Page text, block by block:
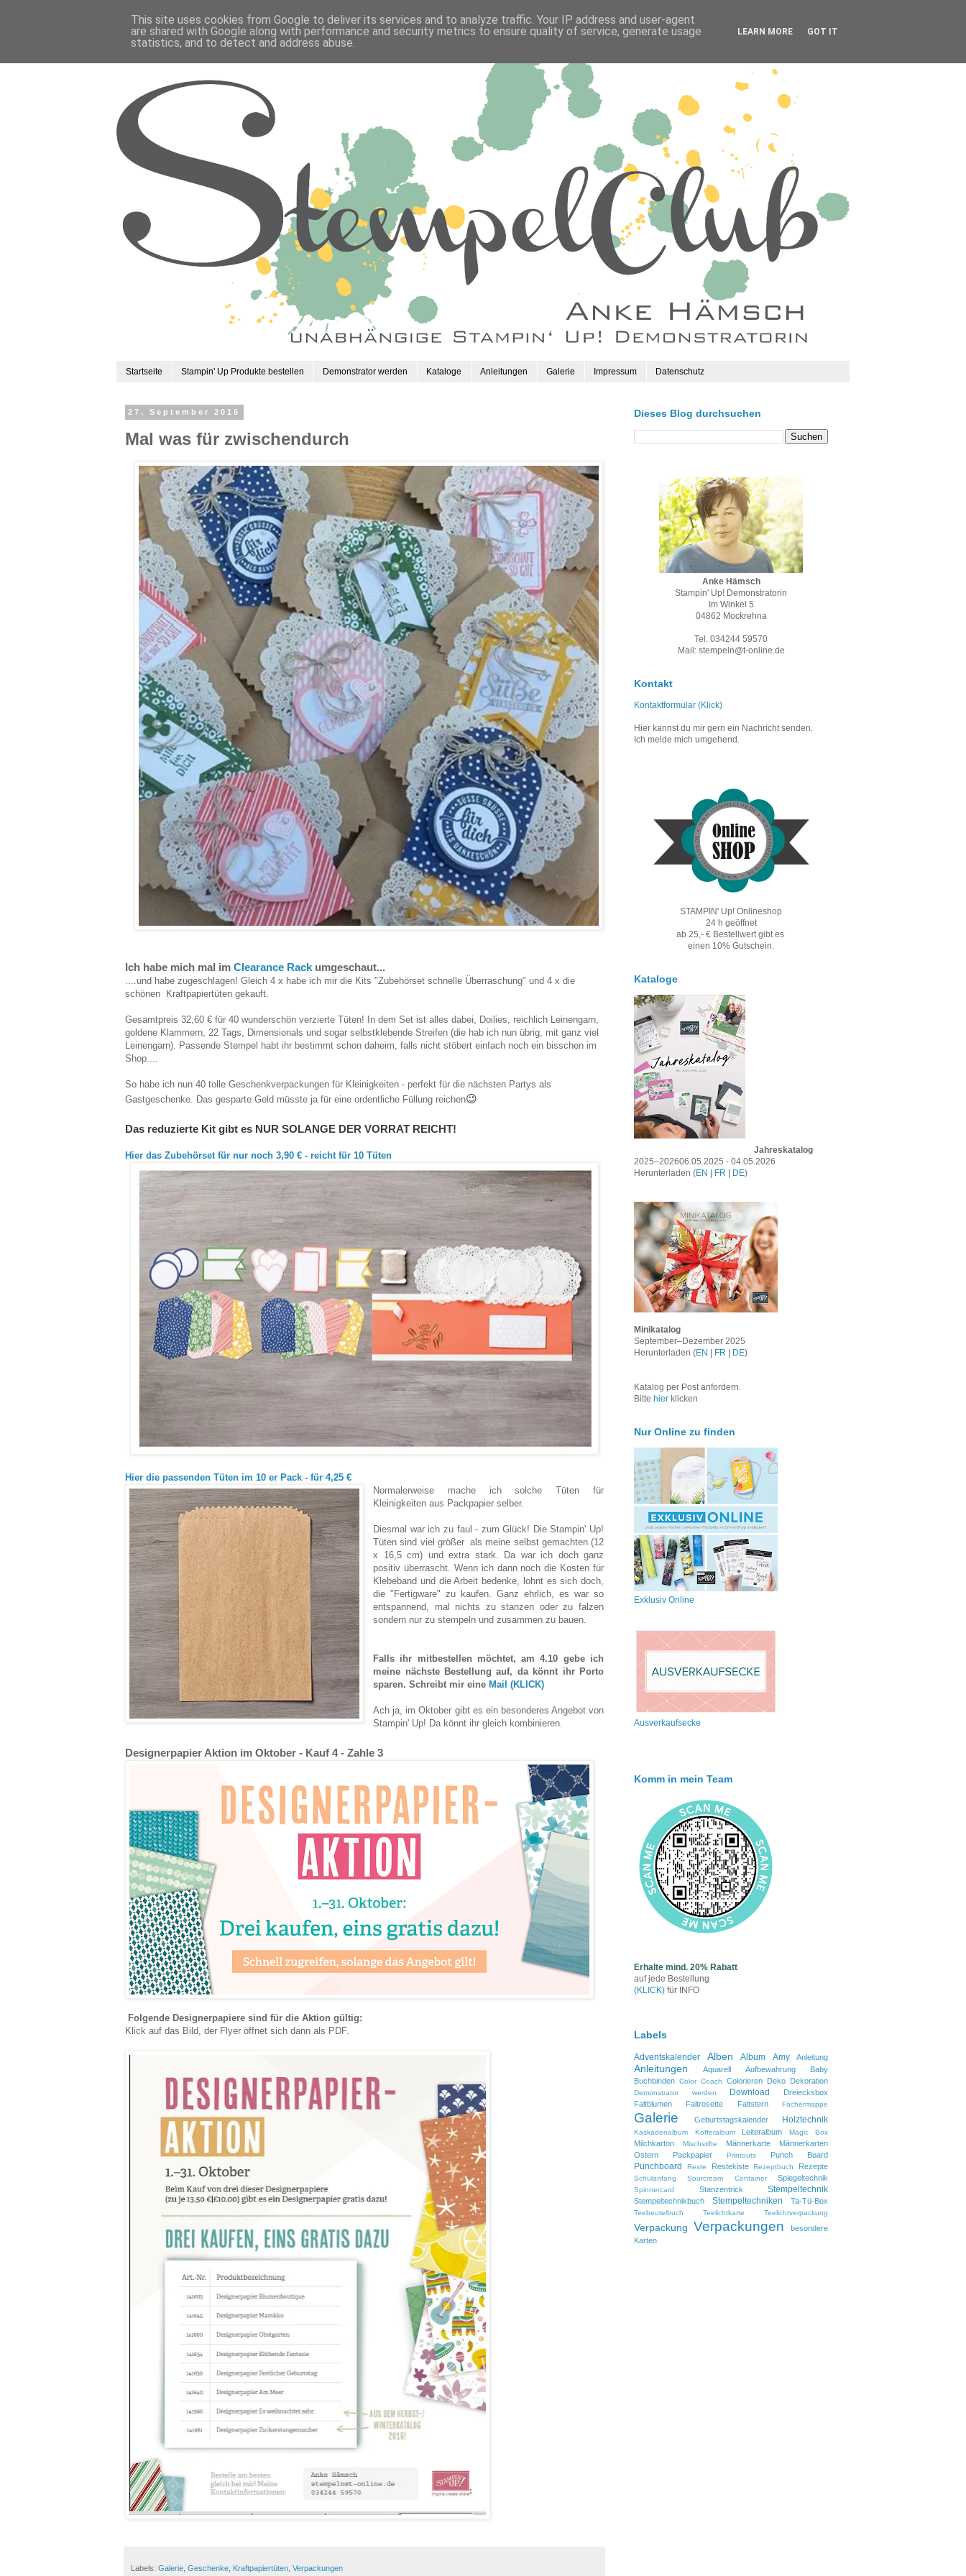
Startseite Stampin' Up Produkte bestellen Demonstrator werden Kataloge Anleitungen Galerie Impressum Datenschutz
27. September 2016
Mal was für zwischendurch
Ich habe mich mal im Clearance Rack umgeschaut...
....und habe zugeschlagen! Gleich 4 x habe ich mir die Kits "Zubehörset schnelle Überraschung" und 4 x die
schönen Kraftpapiertüten gekauft.
Gesamtpreis 32,60 € für 40 wunderschön verzierte Tüten! In dem Set ist alles dabei, Doilies, reichlich Leinengarn,
goldene Klammern, 22 Tags, Dimensionals und sogar selbstklebende Streifen (die hab ich nun übrig, mit ganz viel
Leinengarn). Passende Stempel habt ihr bestimmt schon daheim, falls nicht stöbert einfach noch ein bisschen im
Shop....
So habe ich nun 40 tolle Geschenkverpackungen für Kleinigkeiten - perfekt für die nächsten Partys als
Gastgeschenke. Das gesparte Geld müsste ja für eine ordentliche Füllung reichen😉
Das reduzierte Kit gibt es NUR SOLANGE DER VORRAT REICHT!
Hier das Zubehörset für nur noch 3,90 € - reicht für 10 Tüten
Hier die passenden Tüten im 10 er Pack - für 4,25 €
Normalerweise mache ich solche Tüten für
Kleinigkeiten aus Packpapier selber.
Diesmal war ich zu faul - zum Glück! Die Stampin' Up!
Tüten sind viel größer als meine selbst gemachten (12
x 16,5 cm) und extra stark. Da war ich doch ganz
positiv überrascht. Wenn ich dann noch die Kosten für
Klebeband und die Arbeit bedenke, lohnt es sich doch,
die "Fertigware" zu kaufen. Ganz ehrlich, es war so
entspannend, mal nichts zu stanzen oder zu falzen
sondern nur zu stempeln und zusammen zu bauen.
Falls ihr mitbestellen möchtet, am 4.10 gebe ich
meine nächste Bestellung auf, da könnt ihr Porto
sparen. Schreibt mir eineMail (KLICK)
Ach ja, im Oktober gibt es ein besonderes Angebot von
Stampin' Up! Da könnt ihr gleich kombinieren.
Designerpapier Aktion im Oktober - Kauf 4 - Zahle 3
Folgende Designerpapiere sind für die Aktion gültig:
Klick auf das Bild, der Flyer öffnet sich dann als PDF.
Labels: Galerie Geschenke Kraftpapiertüten Verpackungen
Dieses Blog durchsuchen
Anke Hämsch
Stampin' Up! Demonstratorin
Im Winkel 5
04862 Mockrehna
Tel. 034244 59570
Mail: stempeln@t-online.de
Kontakt
Kontaktformular (Klick)
Hier kannst du mir gern ein Nachricht senden.
Ich melde mich umgehend.
STAMPIN' Up! Onlineshop
24 h geöffnet
ab 25,- € Bestellwert gibt es
einen 10% Gutschein.
Kataloge
Jahreskatalog
2025–202606.05.2025 - 04.05.2026
Herunterladen (EN FR DE)
Minikatalog
September–Dezember 2025
Herunterladen (EN FR DE)
Katalog per Post anfordern.
Bitte hier klicken
Nur Online zu finden
Exklusiv Online
Ausverkaufsecke
Komm in mein Team
Erhalte mind. 20% Rabatt
auf jede Bestellung
(KLICK) für INFO
Labels
Adventskalender Alben Album Amy Anleitung
Anleitungen Aquarell Aufbewahrung
Baby
Buchbinden Color Coach Colorieren Deko Dekoration
Demonstrator werden Download
Dreiecksbox
Faltblumen
Faltrosette Faltstern Fächermappe
Galerie Geburtstagskalender Holztechnik
Kaskadenalbum Kofferalbum Leiteralbum Magic Box
Milchkarton Mischstifte Männerkarte
Männerkarten
Ostern
Packpapier Printouts Punch Board
Punchboard Reste Restekiste Rezeptbuch Rezepte
Schulanfang Sourcream Container Spiegeltechnik
Spinnercard Stanzentrick Stempeltechnik
Stempeltechnikbuch Stempeltechniken Ta-Tü-Box
Teebeutelbuch Teelichtkarte Teelichtverpackung
Verpackung Verpackungen
besondere
Karten
This site uses cookies from Google to deliver its services and to analyze traffic. Your IP address and user-agent
are shared with Google along with performance and security metrics to ensure quality of service, generate usage
statistics, and to detect and address abuse.
LEARN MORE GOT IT